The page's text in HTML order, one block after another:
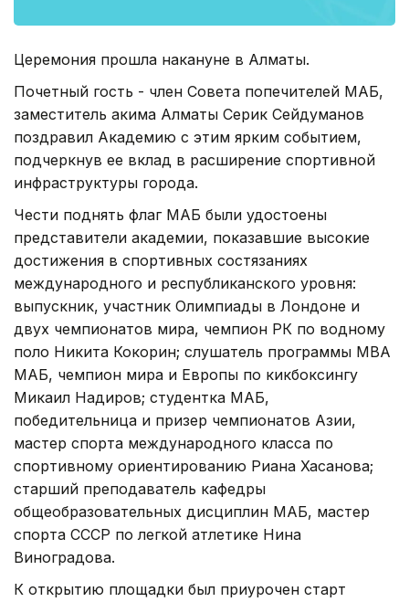
Церемония прошла накануне в Алматы.
Почетный гость - член Совета попечителей МАБ,
заместитель акима Алматы Серик Сейдуманов
поздравил Академию с этим ярким событием,
подчеркнув ее вклад в расширение спортивной
инфраструктуры города.
Чести поднять флаг МАБ были удостоены
представители академии, показавшие высокие
достижения в спортивных состязаниях
международного и республиканского уровня:
выпускник, участник Олимпиады в Лондоне и
двух чемпионатов мира, чемпион РК по водному
поло Никита Кокорин; слушатель программы МВА
МАБ, чемпион мира и Европы по кикбоксингу
Микаил Надиров; студентка МАБ,
победительница и призер чемпионатов Азии,
мастер спорта международного класса по
спортивному ориентированию Риана Хасанова;
старший преподаватель кафедры
общеобразовательных дисциплин МАБ, мастер
спорта СССР по легкой атлетике Нина
Виноградова.
К открытию площадки был приурочен старт